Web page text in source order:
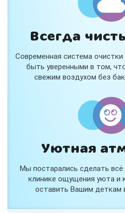
Всегда
Современная система
быть уверенными в том,
свежим воздухом без
Уютная
Мы постарались сделать
клинике ощущения уюта и
оставить Вашим деткам